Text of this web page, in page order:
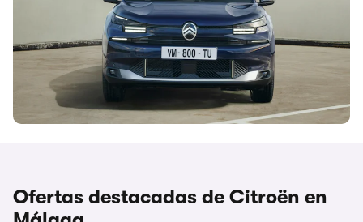
Ofertas destacadas de Citroën en